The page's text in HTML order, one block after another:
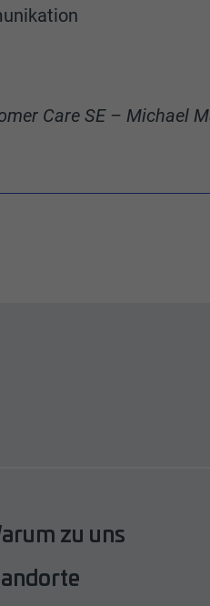
Care SE – Michael
zu uns